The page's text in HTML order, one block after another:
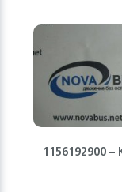
1156192900